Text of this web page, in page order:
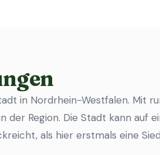
in Nordrhein-Westfalen. Mit
der Region. Die Stadt kann auf
als hier erstmals eine